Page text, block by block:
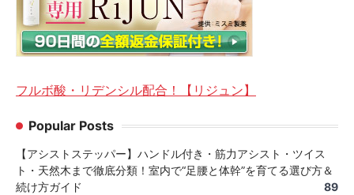
フルボ酸・リデンシル配合！【リジュン】
Popular Posts
【アシストステッパー】ハンドル付き・筋力アシスト・ツイス
ト・天然木まで徹底分類！室内で“足腰と体幹”を育てる選び方＆
続け方ガイド
89